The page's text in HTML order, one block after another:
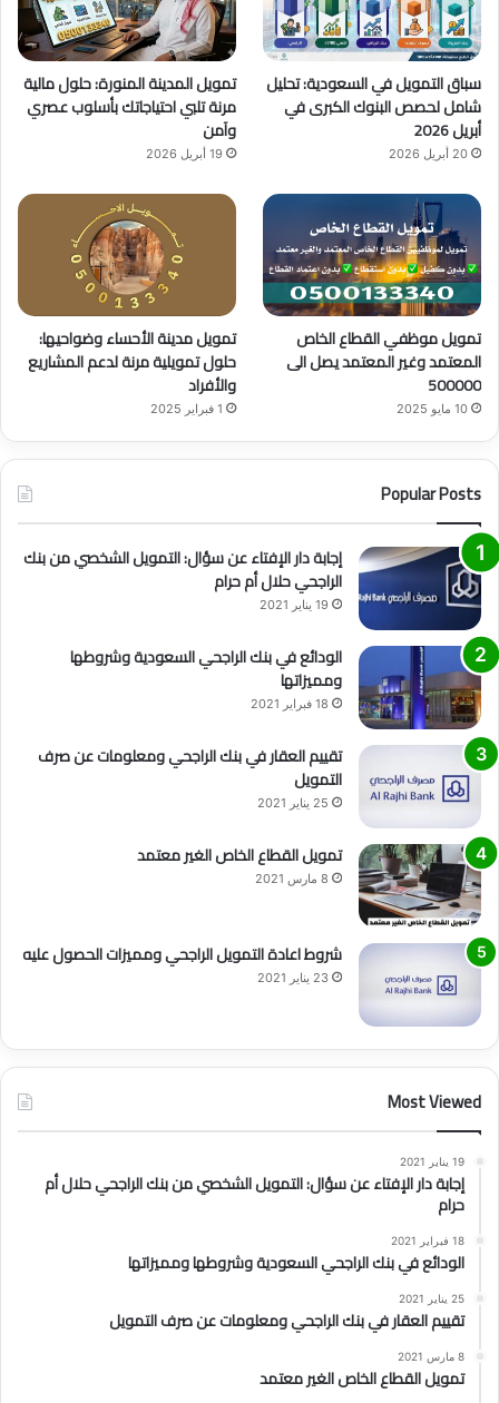
ك
u
b
e
ر
ا
م
سباق التمويل في السعودية: تحليل
شامل لحصص البنوك الكبرى في
أبريل 2026
20 أبريل 2026
تمويل المدينة المنورة: حلول مالية
مرنة تلبي احتياجاتك بأسلوب عصري
وآمن
19 أبريل 2026
تمويل موظفي القطاع الخاص
المعتمد وغير المعتمد يصل الى
500000
10 مايو 2025
تمويل مدينة الأحساء وضواحيها:
حلول تمويلية مرنة لدعم المشاريع
والأفراد
1 فبراير 2025
Popular Posts
إجابة دار الإفتاء عن سؤال: التمويل الشخصي من بنك
الراجحي حلال أم حرام
19 يناير 2021
الودائع في بنك الراجحي السعودية وشروطها
ومميزاتها
18 فبراير 2021
تقييم العقار في بنك الراجحي ومعلومات عن صرف
التمويل
25 يناير 2021
تمويل القطاع الخاص الغير معتمد
8 مارس 2021
شروط اعادة التمويل الراجحي ومميزات الحصول عليه
23 يناير 2021
Most Viewed
19 يناير 2021
إجابة دار الإفتاء عن سؤال: التمويل الشخصي من بنك الراجحي حلال أم
حرام
18 فبراير 2021
الودائع في بنك الراجحي السعودية وشروطها ومميزاتها
25 يناير 2021
تقييم العقار في بنك الراجحي ومعلومات عن صرف التمويل
8 مارس 2021
تمويل القطاع الخاص الغير معتمد